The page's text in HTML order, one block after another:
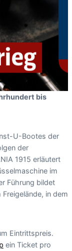
bis
U-Bootes der
der
1915 erläutert
im
Führung bildet
in dem
Eintrittspreis.
ein Ticket pro